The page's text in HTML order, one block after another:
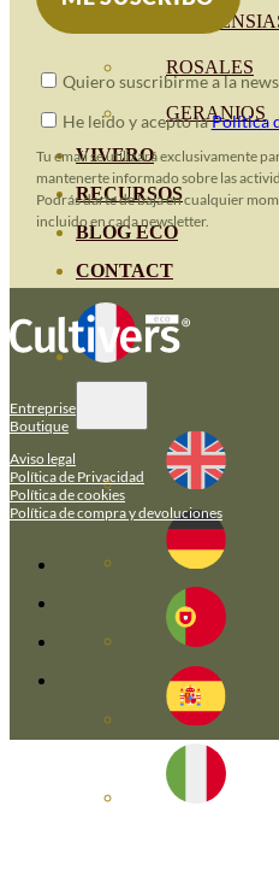
ROSALES
GERANIOS
VIVERO
RECURSOS
BLOG ECO
CONTACT
Quiero suscribirme a la
He leido y acepto laPolítica
Tu email se utilizará exclusivamente
mantenerte informado sobre las
Podrás darte de baja en cualquier
incluido en cada newsletter.
Entreprise
Boutique
Aviso legal
Política de Privacidad
Política de cookies
Política de compra y devoluciones